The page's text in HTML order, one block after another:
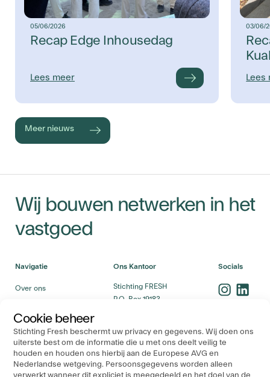
Cookie beheer
Stichting Fresh beschermt uw privacy en gegevens. Wij doen ons
uiterste best om de informatie die u met ons deelt veilig te
houden en houden ons hierbij aan de Europese AVG en
Nederlandse wetgeving. Persoonsgegevens worden alleen
verwerkt wanneer dit expliciet is meegedeeld en het doel van de
05/06/2026
Recap Edge Inhousedag
Lees meer
03/06/
Lees
Meer nieuws
Wij bouwen netwerken in het
vastgoed
Navigatie
Over ons
Bedrijven
Nieuws
Contact
Ons Kantoor
Stichting FRESH
P.O. Box 19183
Socials